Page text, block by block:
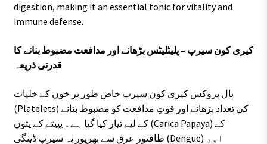
digestion, making it an essential tonic for vitality and
immune defense.
کیری کون سیرپ – پلیٹلیٹس بڑھانے اور مدافعت مضبوط بنانے کا
قدرتی ذریعہ
پال بروکس کیری کون سیرپ خاص طور پر خون کے خلیات
(Platelets) کی تعداد بڑھانے اور قوتِ مدافعت کو مضبوط بنانے
کے لیے تیار کیا گیا ہے۔ پپیتے کے پتوں (Carica Papaya) کے
طاقتور عرق سے بھرپور یہ سیرپ ڈینگی (Dengue) اور